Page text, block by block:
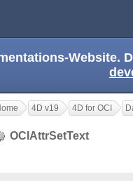
Website.
4D v19 4D for OCI
OCIAttrSetText